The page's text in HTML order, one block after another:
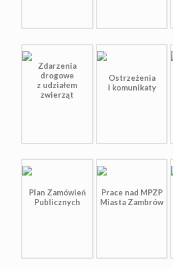
Zdarzenia
drogowe
z udziałem
zwierząt
Ostrzeżenia
i komunikaty
Plan Zamówień
Publicznych
Prace nad MPZP
Miasta Zambrów